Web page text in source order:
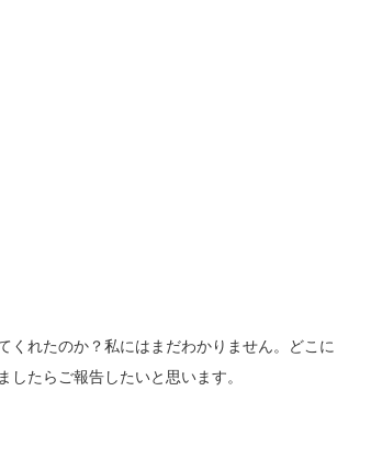
くれたのか？私にはまだわかりません。どこに
たらご報告したいと思います。